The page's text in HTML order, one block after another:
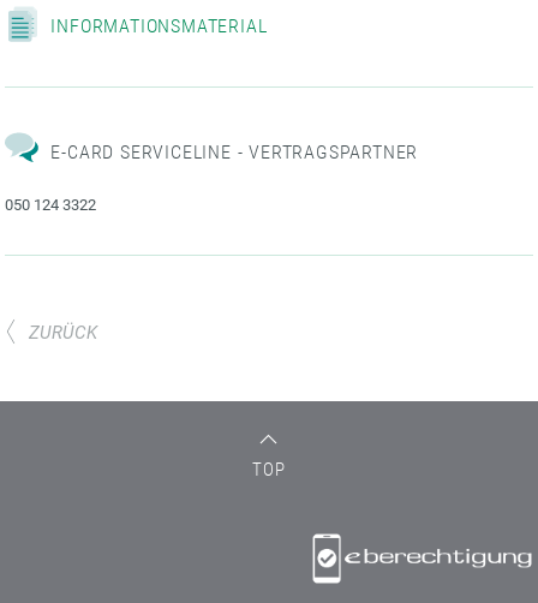
INFORMATIONSMATERIAL
E-CARD SERVICELINE - VERTRAGSPARTNER
050 124 3322
ZURÜCK
TOP